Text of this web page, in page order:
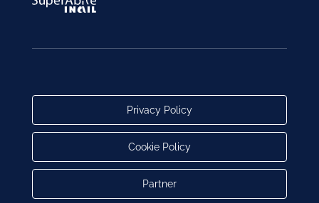
Privacy Policy
Cookie Policy
Partner